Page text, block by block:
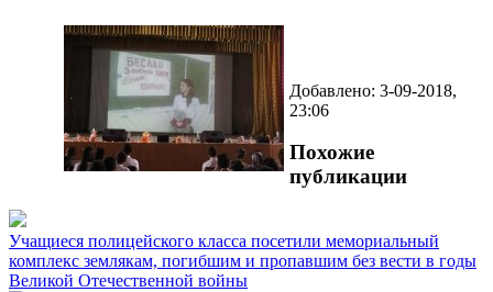
Добавлено: 3-09-2018,
23:06
Похожие
публикации
Учащиеся полицейского класса посетили мемориальный
комплекс землякам, погибшим и пропавшим без вести в годы
Великой Отечественной войны